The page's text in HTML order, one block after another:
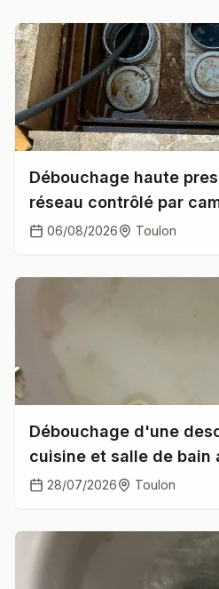
Débouchage haute
réseau contrôlé par
anomalie
06/08/2026 Toulon
Débouchage d'une
cuisine et salle de bain
Toulon
28/07/2026 Toulon